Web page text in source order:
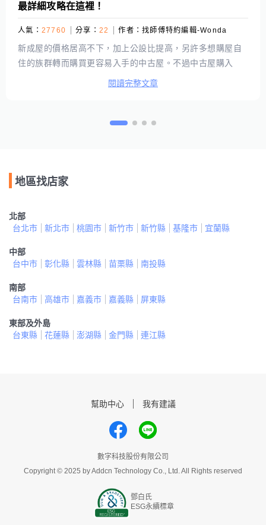
理給你！
人氣：31870 分享：24 作者：找師傅特約編輯-Wonda
「漏水了，該怎麼辦？！」可能有很多人在發現漏水的第一
時刻會感覺很慌張，若家中出現漏水問題時，當務之急就是
先透過抓漏找出漏水點，再對症下藥，才能有效從根源防堵
這個疑問，因此本篇將針對漏水可能需要的費用進行整理，
閱讀完整文章
地區找店家
北部
台北市
新北市 桃園市 新竹市 新竹縣 基隆市 宜蘭縣
中部
台中市
彰化縣 雲林縣 苗栗縣 南投縣
南部
台南市
高雄市 嘉義市 嘉義縣 屏東縣
東部及外島
台東縣
花蓮縣 澎湖縣 金門縣 連江縣
幫助中心 我有建議
數字科技股份有限公司
Copyright © 2025 by Addcn Technology Co., Ltd. All Rights reserved
鄧白氏
ESG永續標章